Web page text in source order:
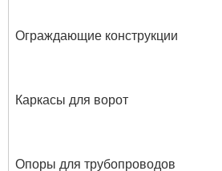
Ограждающие конструкции
Каркасы для ворот
Опоры для трубопроводов